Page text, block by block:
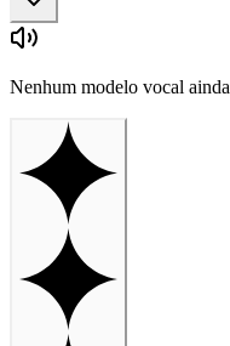
Nenhum modelo vocal ainda